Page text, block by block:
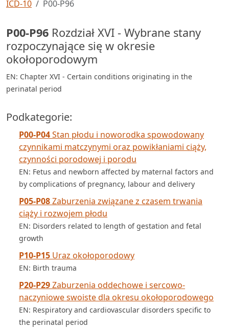
ICD-10 P00-P96
P00-P96 Rozdział XVI - Wybrane stany
rozpoczynające się w okresie
okołoporodowym
EN: Chapter XVI - Certain conditions originating in the
perinatal period
Podkategorie:
P00-P04Stan płodu i noworodka spowodowany
czynnikami matczynymi oraz powikłaniami ciąży,
czynności porodowej i porodu
EN: Fetus and newborn affected by maternal factors and
by complications of pregnancy, labour and delivery
P05-P08Zaburzenia związane z czasem trwania
ciąży i rozwojem płodu
EN: Disorders related to length of gestation and fetal
growth
P10-P15 Uraz okołoporodowy
EN: Birth trauma
P20-P29Zaburzenia oddechowe i sercowo-
naczyniowe swoiste dla okresu okołoporodowego
EN: Respiratory and cardiovascular disorders specific to
the perinatal period